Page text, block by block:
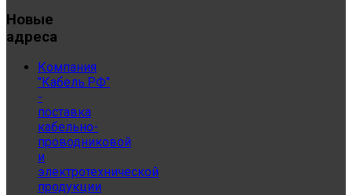
Новые
адреса
Компания
"Кабель.РФ"
-
поставка
кабельно-
проводниковой
и
электротехнической
продукции